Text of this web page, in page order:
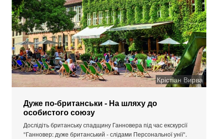
Крістіан Вирва
Дуже по-британськи - На шляху до
особистого союзу
Дослідіть британську спадщину Ганновера під час екскурсії
"Ганновер: дуже британський - слідами Персональної унії".